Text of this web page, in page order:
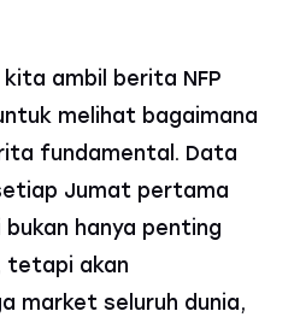
ambil berita NFP
melihat bagaimana
fundamental. Data
Jumat pertama
hanya penting
tetapi akan
market seluruh dunia,